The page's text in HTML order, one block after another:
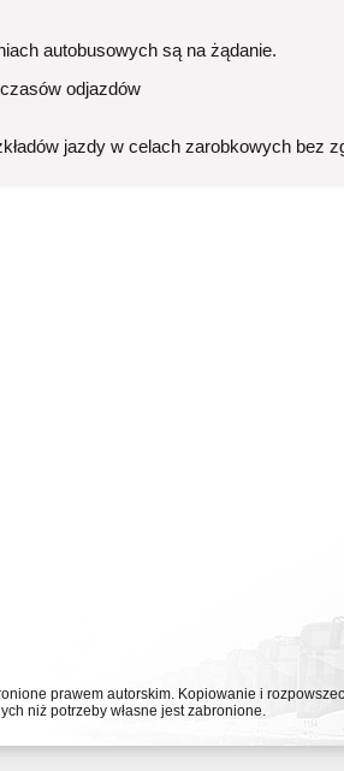
autobusowych są na żądanie.
odjazdów
jazdy w celach zarobkowych bez
prawem autorskim. Kopiowanie i
niż potrzeby własne jest zabronione.